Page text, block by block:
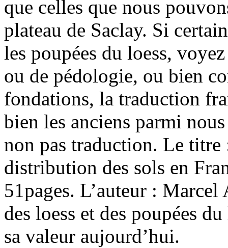
que celles que nous
plateau de Saclay. Si
les poupées du loess,
ou de pédologie, ou bien
fondations, la traduction
bien les anciens parmi
non pas traduction. Le
distribution des sols en
51pages. L’auteur :
des loess et des poupées
sa valeur aujourd’hui.